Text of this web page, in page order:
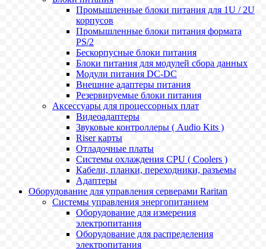
Промышленные блоки питания для 1U / 2U
корпусов
Промышленные блоки питания формата
PS/2
Бескорпусные блоки питания
Блоки питания для модулей сбора данных
Модули питания DC-DC
Внешние адаптеры питания
Резервируемые блоки питания
Аксессуары для процессорных плат
Видеоадаптеры
Звуковые контроллеры ( Audio Kits )
Riser карты
Отладочные платы
Системы охлаждения CPU ( Coolers )
Кабели, планки, переходники, разъемы
Адаптеры
Оборудование для управления серверами Raritan
Системы управления энергопитанием
Оборудование для измерения
электропитания
Оборудование для распределения
электропитания